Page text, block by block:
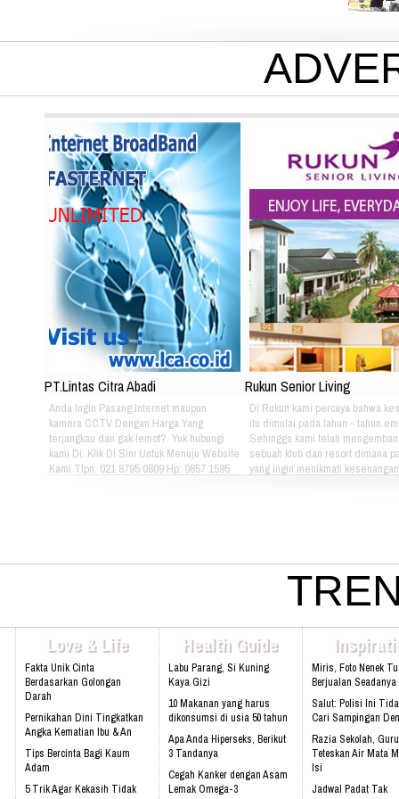
PT.Lintas Citra Abadi
Anda Ingin Pasang Internet maupun
kamera CCTV Dengan Harga Yang
terjangkau dan gak lemot?. Yuk hubungi
kami Di: Klik Di Sini Untuk Menuju Website
Kami Tlpn: 021 8795 0809 Hp: 0857 1595
Rukun Senior Living
Di Rukun kami percaya bahwa
itu dimulai pada tahun - tahun
Sehingga kami telah
sebuah klub dan resort dimana
yang ingin menikmati
Darmawan Park Gate 1, Jl. Raya
Madang No. 99 Sentul, 16810.
Web:www.rukunseniorliving.com
Love & Life
Fakta Unik Cinta
Berdasarkan Golongan
Darah
Pernikahan Dini Tingkatkan
Angka Kematian Ibu & An
Tips Bercinta Bagi Kaum
Adam
5 Trik Agar Kekasih Tidak
Health Guide
Labu Parang, Si Kuning
Kaya Gizi
10 Makanan yang harus
dikonsumsi di usia 50 tahun
Apa Anda Hiperseks, Berikut
3 Tandanya
Cegah Kanker dengan Asam
Lemak Omega-3
Miris, Foto Nenek
Berjualan
Salut: Polisi Ini
Cari Sampingan
Razia Sekolah, Guru
Teteskan Air Mata
Isi
Jadwal Padat Tak